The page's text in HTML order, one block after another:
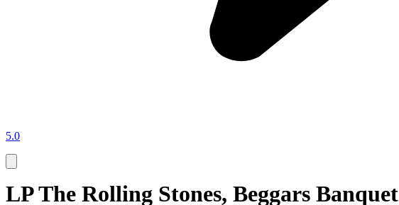
5.0
LP The Rolling Stones, Beggars Banquet